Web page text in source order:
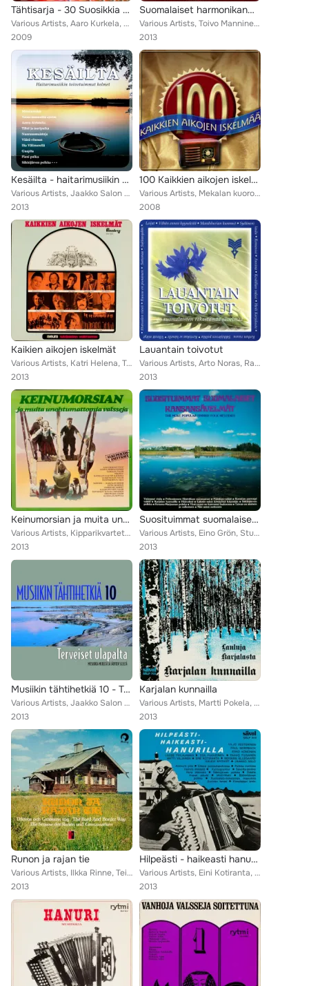
Tähtisarja - 30 Suosikkia / Rakastetuimmat haitariklassikot
Various Artists, Aaro Kurkela, Jaakko Salon Pelimanniyhtye, Kalevi Nyqvist, Jorma Juselius, Paul Norrback, Lasse Pihlajamaa, Mat...
2009
Suomalaiset harmonikanmestarit 1934-1975
Various Artists, Toivo Manninen, Kalevi Nyqvist, Pekka Loponen, Erkki Silverberg, Juha Silfverberg, Taito Vainio, Sirkka Kelopur...
2013
Kesäilta - haitarimusiikin toivotuimmat helmet
Various Artists, Jaakko Salon Pelimanniyhtye, Veikko Ahvenainen, Jorma Juselius, Viljo Vesterinen, Veikon Hanurikvartetti, Lasse...
2013
100 Kaikkien aikojen iskelmää
Various Artists, Mekalan kuoro, Irwin Goodman, Heikki Aaltoilan orkesteri, Dingo, Kai Hyttinen, Carola, Laura Voutilainen, Kari ...
2008
Kaikien aikojen iskelmät
Various Artists, Katri Helena, Teijo Joutsela, Hannele Laaksonen, Olavi Virta, Matti Louhivuori, Erkki Junkkarinen, Eino Grön, A...
2013
Lauantain toivotut
Various Artists, Arto Noras, Raimo Sirkiä, Annikki Tähti, Hazamir-kuoro, Rauno Lehtisen orkesteri, Olavi Virta, Miliza Korjus, T...
2013
Keinumorsian ja muita unohtumattomia valsseja
Various Artists, Kipparikvartetti, Henry Theel, Pasi Kaunisto, Martti Siiriäinen, Paul Norrback, Veikko Huuskonen, Georg Malmsté...
2013
Suosituimmat suomalaiset kansasävelmät
Various Artists, Eino Grön, Studiopelimannit, Kim Borg, Georg Ots, Vesa-Matti Loiri, Viljo Vesterinen, Tapani Kansa, Tapio Rauta...
2013
Musiikin tähtihetkiä 10 - Terveiset ulapalta - Musiikkia mereltä ja järven seliltä
Various Artists, Jaakko Salon Pelimanniyhtye, Auvo Nuotio, Olavi Virta, Lasse Pihlajamaa, Eugen Malmstén, Matti Viljanen, Matti ...
2013
Karjalan kunnailla
Various Artists, Martti Pokela, Antti Karvinen, Lasse Huurre, Teppo Repo, Metro-Tytöt, Matti Lehtinen, Kim Borg, Helsingin Varus...
2013
Runon ja rajan tie
Various Artists, Ilkka Rinne, Teijo Joutsela, Matti Jurva, Henry Theel, Pasi Kaunisto, Tapani Kansa, Taru Valjakka, Erkki Junkka...
2013
Hilpeästi - haikeasti hanurilla
Various Artists, Eini Kotiranta, Paul Norrback, Mogens Ellegaard, Lasse Pihlajamaa, Esko Könönen, Viljo Vesterinen, Esa Pakarine...
2013